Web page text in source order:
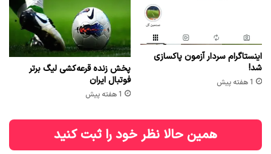
اینستاگرام سردار آزمون پاکسازی
شد!
1 هفته پیش
پخش زنده قرعه‌کشی لیگ برتر
فوتبال ایران
1 هفته پیش
همین حالا نظر خود را ثبت کنید